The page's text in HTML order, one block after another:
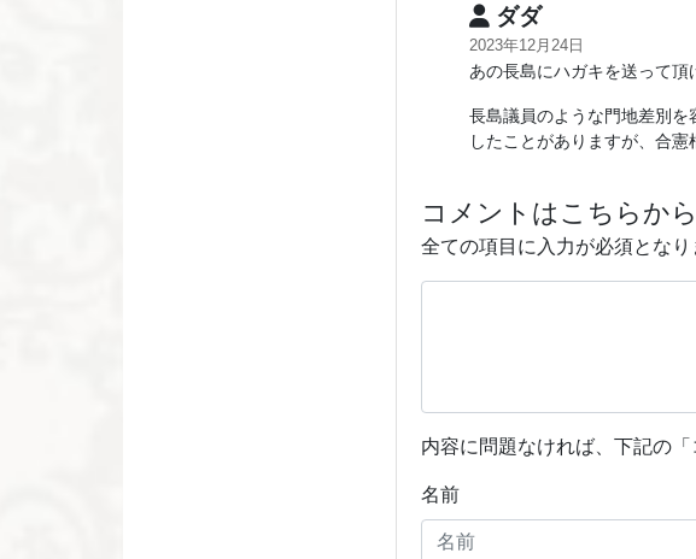
ダダ
2023年12月24日
あの長島にハガキを送って頂
長島議員のような門地差別
したことがありますが、合
コメントはこちらから
全ての項目に入力が必須とな
内容に問題なければ、下記の
名前